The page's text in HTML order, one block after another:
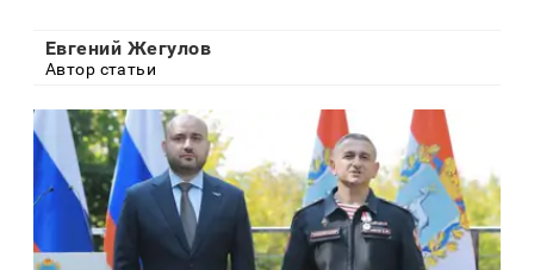
Евгений Жегулов
Автор статьи